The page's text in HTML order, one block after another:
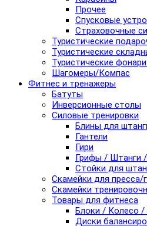
Прочее
Спусковые
Страховочные
Туристические
Туристические
Туристические
Шагомеры/Компас
Фитнес и тренажеры
Батуты
Инверсионные столы
Силовые тренировки
Блины для
Гантели
Гири
Грифы / Штанги
Стойки для
Скамейки для пресса/
Скамейки
Товары для фитнеса
Блоки / Колесо /
Диски